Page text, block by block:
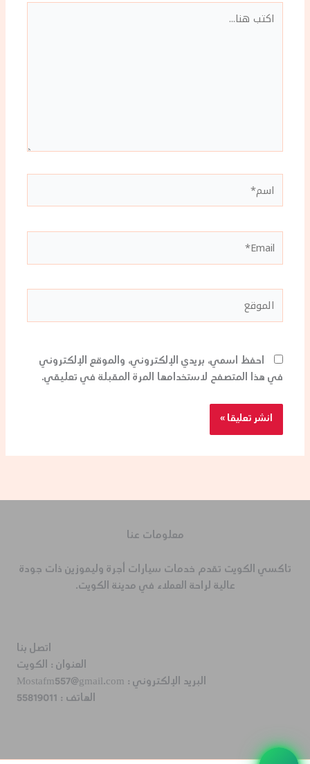
اكتب
هنا...
احفظ اسمي، بريدي الإلكتروني، والموقع الإلكتروني
في هذا المتصفح لاستخدامها المرة المقبلة في تعليقي.
معلومات عنا
تاكسي الكويت تقدم خدمات سيارات أجرة وليموزين ذات جودة
عالية لراحة العملاء في مدينة الكويت.
اتصل بنا
العنوان : الكويت
البريد الإلكتروني :
الهاتف :